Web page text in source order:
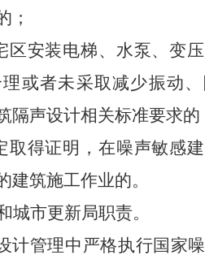
；
区安装电梯、水泵、变
或者未采取减少振动
隔声设计相关标准要求的
取得证明，在噪声敏感
建筑施工作业的。
城市更新局职责。
计管理中严格执行国家